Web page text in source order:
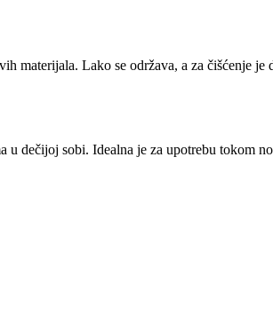
Lako se održava, a za čišćenje
dečijoj sobi. Idealna je za upotrebu tokom